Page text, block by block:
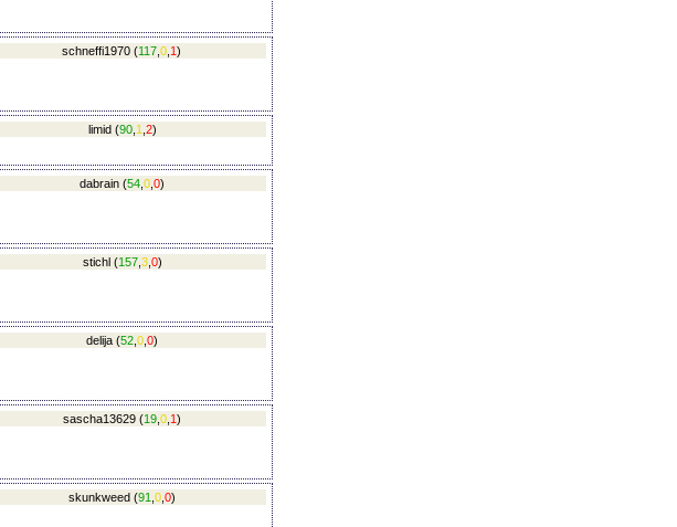
schneffi1970 (117 0 1)
limid (90 1 2)
dabrain (54 0 0)
stichl (157, 3, 0)
delija (52 0 0)
sascha13629 (19, 0, 1)
skunkweed (91 0, 0)